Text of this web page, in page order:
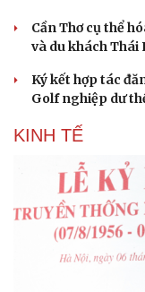
Văn học
Âm nhạc
Cần Thơ cụ thể
và du khách Thái
Ký kết hợp tác
Golf nghiệp dư
KINH TẾ